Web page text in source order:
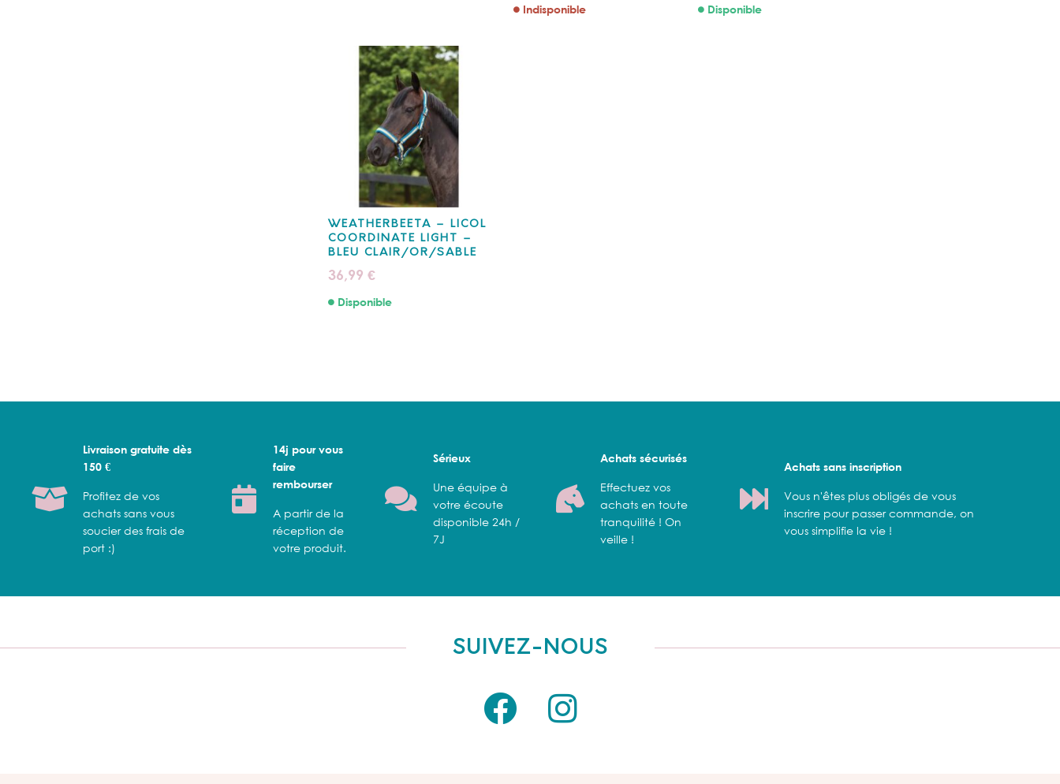
Indisponible Disponible
WEATHERBEETA – LICOL
COORDINATE LIGHT –
BLEU CLAIR/OR/SABLE
36,99 €
Disponible
Livraison gratuite dès
150 €
Profitez de vos
achats sans vous
soucier des frais de
port :)
14j pour vous
faire
rembourser
A partir de la
réception de
votre produit.
Sérieux
Une équipe à
votre écoute
disponible 24h /
7J
Achats sécurisés
Effectuez vos
achats en toute
tranquilité ! On
veille !
Achats sans inscription
Vous n'êtes plus obligés de vous
inscrire pour passer commande, on
vous simplifie la vie !
SUIVEZ-NOUS